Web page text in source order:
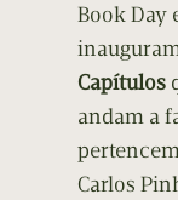
Book Day
Capítulos
andam a
Carlos